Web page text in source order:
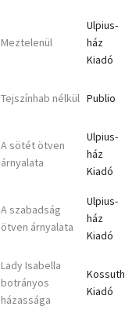
Meztelenül
Ulpius-
ház
Kiadó
Tejszínhab nélkül Publio
A sötét ötven
árnyalata
Ulpius-
ház
Kiadó
A szabadság
ötven árnyalata
Ulpius-
ház
Kiadó
Lady Isabella
botrányos
házassága
Kossuth
Kiadó